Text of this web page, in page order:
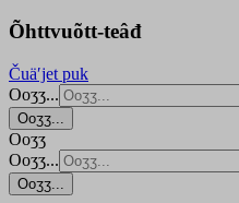
Õhttvuõtt-teâđ
Čuäʹjet puk
Ooʒʒ...
Ooʒʒ...
Ooʒʒ
Ooʒʒ...
Ooʒʒ...